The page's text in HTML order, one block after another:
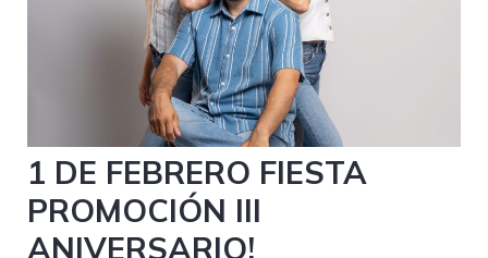
1 DE FEBRERO FIESTA
PROMOCIÓN III
ANIVERSARIO!